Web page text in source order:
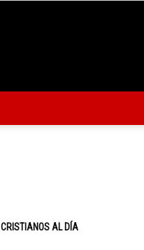
CRISTIANOS AL DÍA